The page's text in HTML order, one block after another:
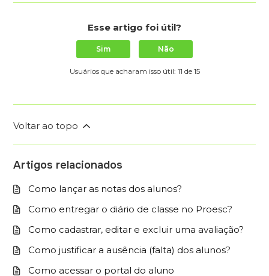
Esse artigo foi útil?
Sim Não
Usuários que acharam isso útil: 11 de 15
Voltar ao topo
Artigos relacionados
Como lançar as notas dos alunos?
Como entregar o diário de classe no Proesc?
Como cadastrar, editar e excluir uma avaliação?
Como justificar a ausência (falta) dos alunos?
Como acessar o portal do aluno